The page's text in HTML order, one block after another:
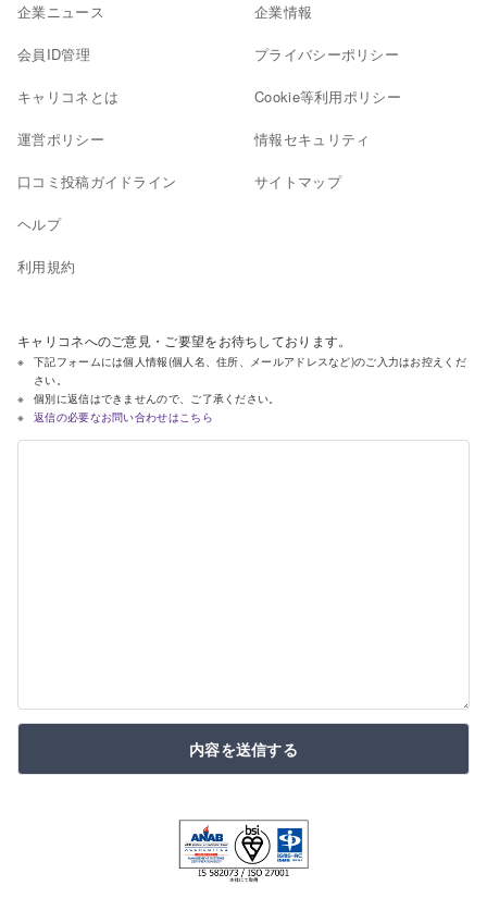
企業ニュース
会員ID管理
キャリコネとは
運営ポリシー
口コミ投稿ガイドライン
ヘルプ
利用規約
企業情報
プライバシーポリシー
Cookie等利用ポリシー
情報セキュリティ
サイトマップ
キャリコネへのご意見・ご要望をお待ちしております。
下記フォームには個人情報(個人名、住所、メールアドレスなど)のご入力はお控えくだ
さい。
個別に返信はできませんので、ご了承ください。
返信の必要なお問い合わせはこちら
内容を送信する